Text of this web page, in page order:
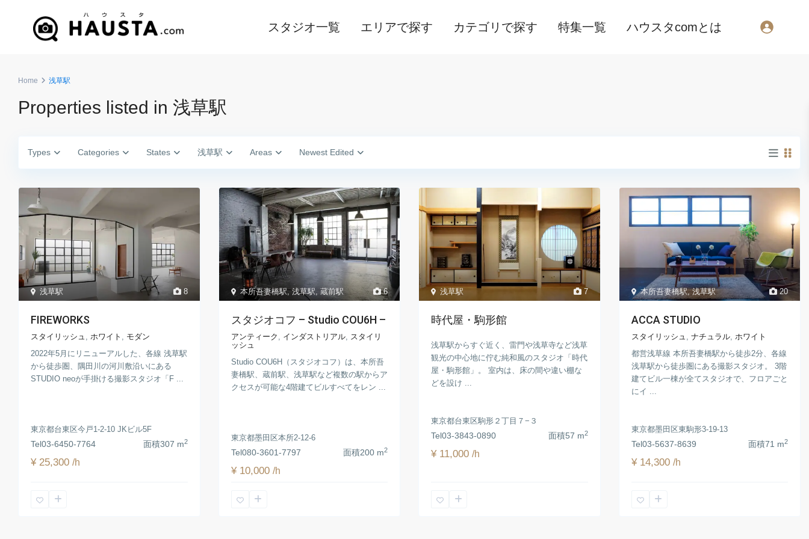
スタジオ一覧 エリアで探す カテゴリで探す 特集一覧 ハウスタcomとは
Home 浅草駅
Properties listed in 浅草駅
Types Categories States 浅草駅 Areas Newest Edited
8
浅草駅
FIREWORKS
スタイリッシュ ホワイト
モダン
2022年5月にリニューアルした、各線 浅草駅
から徒歩圏、隅田川の河川敷沿いにある
STUDIO neoが手掛ける撮影スタジオ「F ...
東京都台東区今戸1-2-10 JKビル5F
Tel03-6450-7764 面積307 m2
¥ 25,300/h
6
本所吾妻橋駅,浅草駅 蔵前駅
スタジオコフ – Studio COU6H –
アンティーク インダストリアル,
スタイリ
ッシュ
Studio COU6H（スタジオコフ）は、本所吾
妻橋駅、蔵前駅、浅草駅など複数の駅からア
クセスが可能な4階建てビルすべてをレン ...
東京都墨田区本所2-12-6
Tel080-3601-7797 面積200 m2
¥ 10,000 /h
7
浅草駅
時代屋・駒形館
浅草駅からすぐ近く、雷門や浅草寺など浅草
観光の中心地に佇む純和風のスタジオ「時代
屋・駒形館」。 室内は、床の間や違い棚な
どを設け ...
東京都台東区駒形２丁目７−３
Tel03-3843-0890 面積57 m2
¥ 11,000/h
20
本所吾妻橋駅,浅草駅
ACCA STUDIO
スタイリッシュ ナチュラル, ホワイト
都営浅草線 本所吾妻橋駅から徒歩2分、各線
浅草駅から徒歩圏にある撮影スタジオ。 3階
建てビル一棟が全てスタジオで、フロアごと
にイ ...
東京都墨田区東駒形3-19-13
Tel03-5637-8639 面積71 m2
¥ 14,300 /h